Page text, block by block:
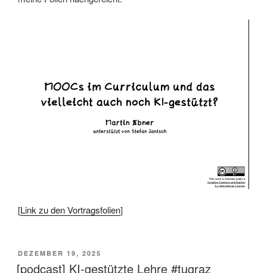
[Link zu den Vortragsfolien]
VERÖFFENTLICHT
AM
DEZEMBER 19, 2025
[podcast] KI-gestützte Lehre #tugraz